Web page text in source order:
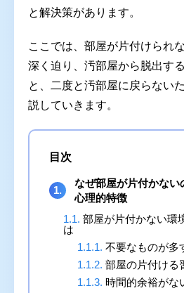
と解決策があります。
ここでは、部屋が片付けられ
深く迫り、汚部屋から脱出す
と、二度と汚部屋に戻らない
説していきます。
目次
1.
なぜ部屋が片付かない
心理的特徴
1.1. 部屋が片付かない環
は
1.1.1. 不要なものが多
1.1.2. 部屋の片付ける
1.1.3. 時間的余裕がな